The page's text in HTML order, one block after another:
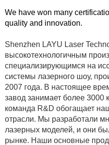
We have won many
quality and innovation.
Shenzhen LAYU Laser
высокотехнологичным
специализирующимся на
системы лазерного шоу,
2007 года. В настоящее
завод занимает более 3000
команда R&D обогащает
отрасли. Мы разработали
лазерных моделей, и они
рынке. Наши основные